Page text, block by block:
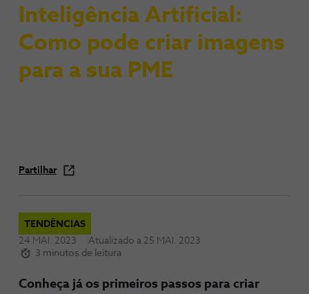
Inteligência Artificial:
Como pode criar imagens
para a sua PME
Partilhar
TENDÊNCIAS
24 MAI. 2023
Atualizado a 25 MAI. 2023
3 minutos de leitura
Conheça já os primeiros passos para criar